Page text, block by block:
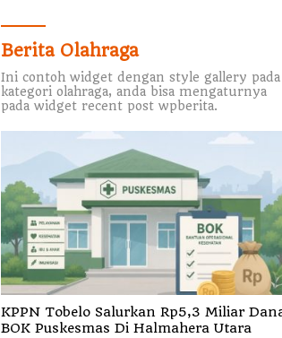
Berita Olahraga
Ini contoh widget dengan style gallery pada
kategori olahraga, anda bisa mengaturnya
pada widget recent post wpberita.
KPPN Tobelo Salurkan Rp5,3 Miliar
BOK Puskesmas Di Halmahera Utara